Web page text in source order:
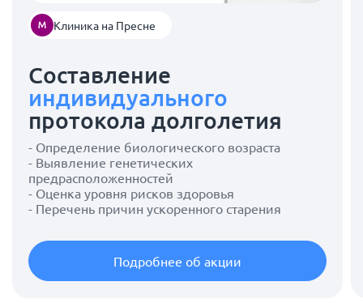
Клиника на Пресне
Составление
индивидуального
протокола долголетия
- Определение биологического возраста
- Выявление генетических
предрасположенностей
- Оценка уровня рисков здоровья
- Перечень причин ускоренного старения
Подробнее об акции